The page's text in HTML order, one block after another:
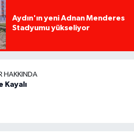
Aydın'ın yeni Adnan Menderes
Stadyumu yükseliyor
HAKKINDA
Kayalı